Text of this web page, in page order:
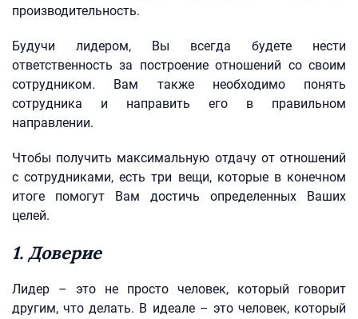
производительность.
Будучи лидером, Вы всегда будете нести
ответственность за построение отношений со своим
сотрудником. Вам также необходимо понять
сотрудника и направить его в правильном
направлении.
Чтобы получить максимальную отдачу от отношений
с сотрудниками, есть три вещи, которые в конечном
итоге помогут Вам достичь определенных Ваших
целей.
1. Доверие
Лидер – это не просто человек, который говорит
другим, что делать. В идеале – это человек, который